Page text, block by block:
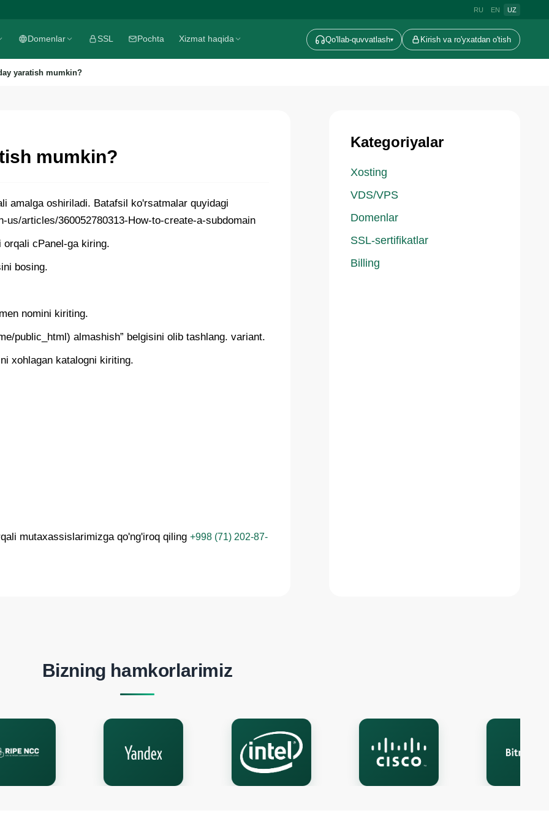
RU EN UZ
Domenlar SSL Pochta Xizmat haqida Qo'llab-quvvatlash▾ Kirish va ro'yxatdan o'tish
yaratish mumkin?
mumkin?
amalga oshiriladi. Batafsil ko'rsatmalar quyidagi
articles/360052780313-How-to-create-a-subdomain
orqali cPanel-ga kiring.
bosing.
nomini kiriting.
public_html) almashish” belgisini olib tashlang. variant.
xohlagan katalogni kiriting.
mutaxassislarimizga qo'ng'iroq qiling +998 (71) 202-87-
Kategoriyalar
Xosting
VDS/VPS
Domenlar
SSL-sertifikatlar
Billing
Bizning hamkorlarimiz